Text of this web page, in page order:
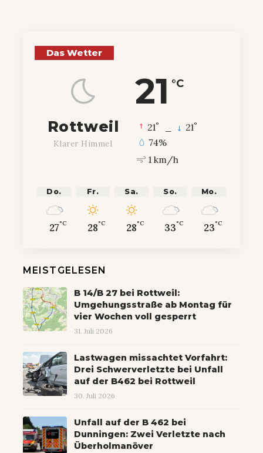
Das Wetter
21 °C
Rottweil
Klarer Himmel
21° 21°
74%
1 km/h
Do.
27°C
Fr.
28°C
Sa.
28°C
So.
33°C
Mo.
23°C
MEISTGELESEN
B 14/B 27 bei Rottweil:
Umgehungsstraße ab Montag für
vier Wochen voll gesperrt
31. Juli 2026
Lastwagen missachtet Vorfahrt:
Drei Schwerverletzte bei Unfall
auf der B462 bei Rottweil
30. Juli 2026
Unfall auf der B 462 bei
Dunningen: Zwei Verletzte nach
Überholmanöver